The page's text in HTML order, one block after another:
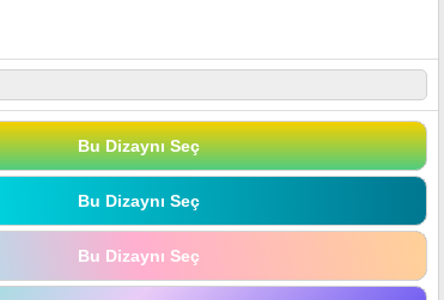
Bu Dizaynı Seç
Bu Dizaynı Seç
Bu Dizaynı Seç